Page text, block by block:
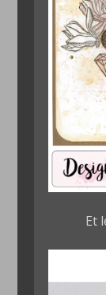
Et